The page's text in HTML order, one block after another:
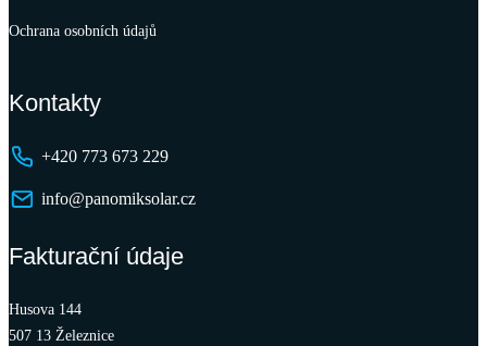
Ochrana osobních údajů
Kontakty
+420 773 673 229
info@panomiksolar.cz
Fakturační údaje
Husova 144
507 13 Železnice